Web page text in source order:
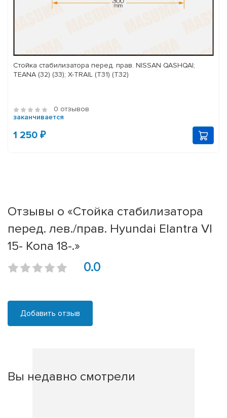
Стойка стабилизатора перед. прав. NISSAN QASHQAI;
TEANA (32) (33); X-TRAIL (T31) (T32)
0 отзывов
заканчивается
1 250 ₽
Отзывы о «Стойка стабилизатора
перед. лев./прав. Hyundai Elantra VI
15- Kona 18-.»
0.0
Добавить отзыв
Вы недавно смотрели